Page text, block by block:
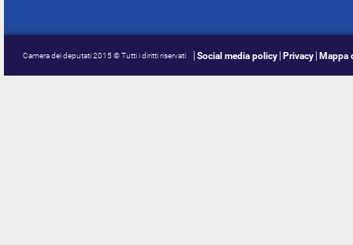
Camera dei deputati 2015 © Tutti i diritti riservati Social media policy Privacy Mappa